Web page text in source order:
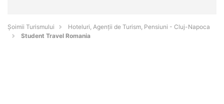
Șoimii Turismului
Hoteluri, Agenții de Turism, Pensiuni - Cluj-Napoca
Student Travel Romania